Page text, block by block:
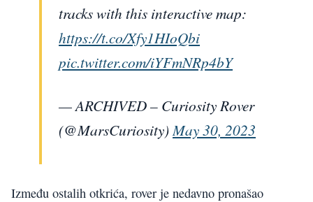
tracks with this interactive map:
https://t.co/Xfy1HIoQbi
pic.twitter.com/iYFmNRp4bY
— ARCHIVED – Curiosity Rover
(@MarsCuriosity) May 30, 2023
Između ostalih otkrića, rover je nedavno pronašao